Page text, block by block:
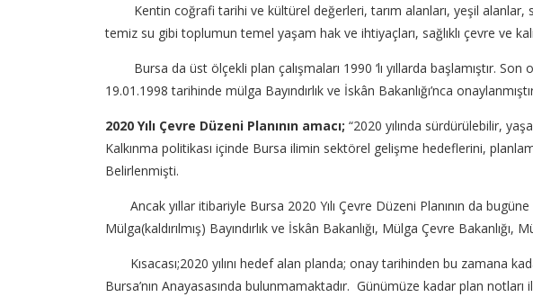
Kentin coğrafi tarihi ve kültürel değerleri, tarım alanları, yeşil alanlar,
temiz su gibi toplumun temel yaşam hak ve ihtiyaçları, sağlıklı çevre ve
Bursa da üst ölçekli plan çalışmaları 1990 ‘lı yıllarda başlamıştır. Son
19.01.1998 tarihinde mülga Bayındırlık ve İskân Bakanlığı’nca
2020 Yılı Çevre Düzeni Planının amacı; “2020 yılında sürdürülebilir,
Kalkınma politikası içinde Bursa ilimin sektörel gelişme hedeflerini,
Belirlenmişti.
Ancak yıllar itibariyle Bursa 2020 Yılı Çevre Düzeni Planının da
Mülga(kaldırılmış) Bayındırlık ve İskân Bakanlığı, Mülga Çevre
Kısacası;2020 yılını hedef alan planda; onay tarihinden bu zamana
Bursa’nın Anayasasında bulunmamaktadır. Günümüze kadar plan